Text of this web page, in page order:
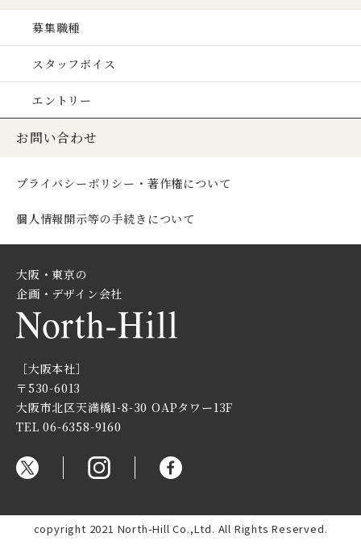
大阪・東京の
企画・デザイン会社
［大阪本社］
〒530-6013
大阪市北区天満橋1-8-30 OAPタワー13F
TEL 06-6358-9160
募集職種
スタッフボイス
エントリー
お問い合わせ
プライバシーポリシー・著作権について
個人情報開示等の手続きについて
copyright 2021 North-Hill Co.,Ltd. All Rights Reserved.